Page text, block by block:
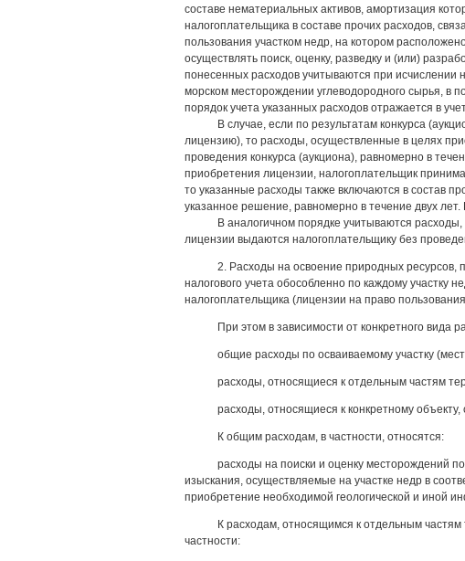
составе нематериальных активов, амортизация
налогоплательщика в составе прочих расходов,
пользования участком недр, на котором
осуществлять поиск, оценку, разведку и (или)
понесенных расходов учитываются при исчислении
морском месторождении углеводородного сырья, в
порядок учета указанных расходов отражается в
В случае, если по результатам конкурса
лицензию), то расходы, осуществленные в целях
проведения конкурса (аукциона), равномерно в
приобретения лицензии, налогоплательщик
то указанные расходы также включаются в состав
указанное решение, равномерно в течение двух
В аналогичном порядке учитываются
лицензии выдаются налогоплательщику без
2. Расходы на освоение природных ресурсов,
налогового учета обособленно по каждому участку
налогоплательщика (лицензии на право
При этом в зависимости от конкретного вида
общие расходы по осваиваемому участку
расходы, относящиеся к отдельным частям
расходы, относящиеся к конкретному
К общим расходам, в частности, относятся:
расходы на поиски и оценку месторождений
изыскания, осуществляемые на участке недр в
приобретение необходимой геологической и иной
К расходам, относящимся к отдельным частям
частности: